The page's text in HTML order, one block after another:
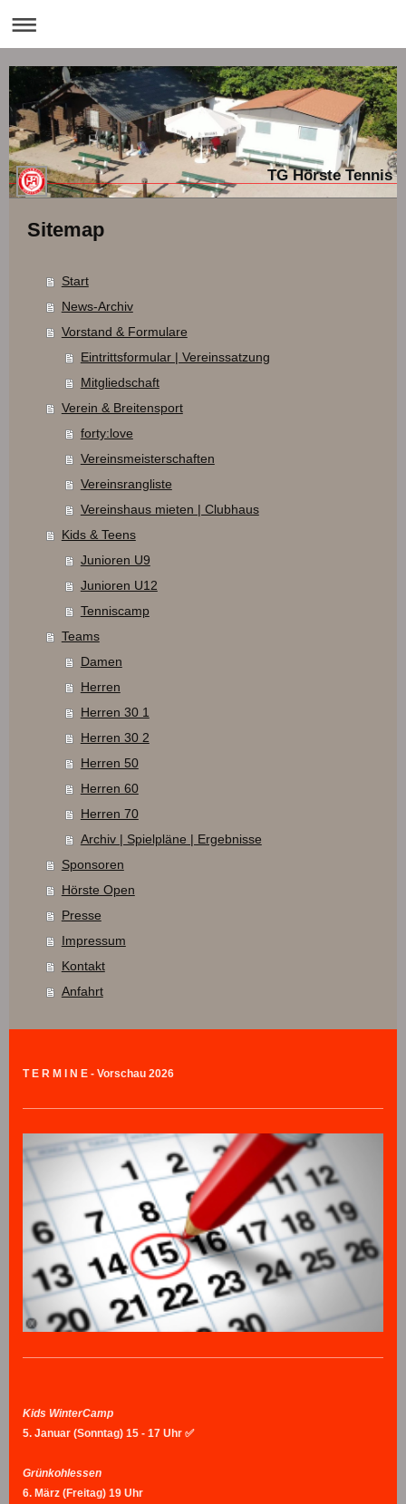
TG Hörste Tennis
Sitemap
Start
News-Archiv
Vorstand & Formulare
Eintrittsformular | Vereinssatzung
Mitgliedschaft
Verein & Breitensport
forty:love
Vereinsmeisterschaften
Vereinsrangliste
Vereinshaus mieten | Clubhaus
Kids & Teens
Junioren U9
Junioren U12
Tenniscamp
Teams
Damen
Herren
Herren 30 1
Herren 30 2
Herren 50
Herren 60
Herren 70
Archiv | Spielpläne | Ergebnisse
Sponsoren
Hörste Open
Presse
Impressum
Kontakt
Anfahrt
T E R M I N E - Vorschau 2026
Kids WinterCamp
5. Januar (Sonntag) 15 - 17 Uhr ✅
Grünkohlessen
6. März (Freitag) 19 Uhr